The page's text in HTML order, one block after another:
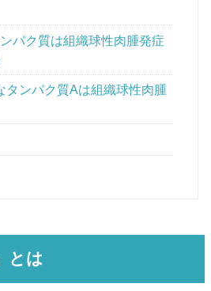
パク質は組織球性肉腫発症
タンパク質Aは組織球性肉腫
とは